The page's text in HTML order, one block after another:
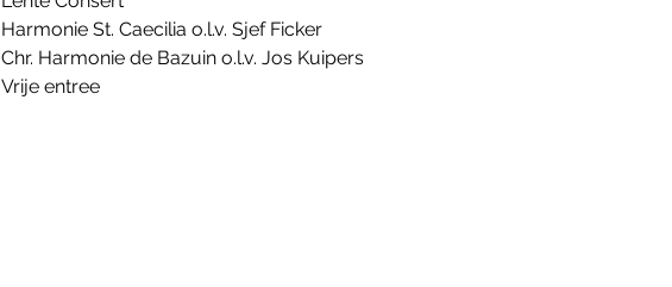
Harmonie St. Caecilia o.l.v. Sjef Ficker
Chr. Harmonie de Bazuin o.l.v. Jos Kuipers
Vrije entree